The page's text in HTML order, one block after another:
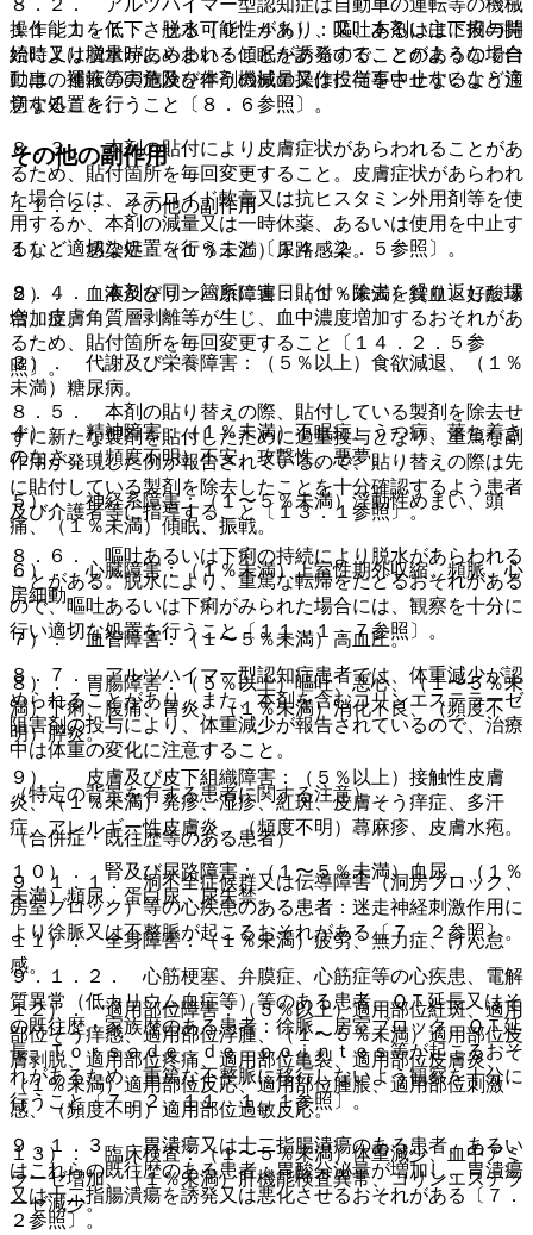
操作能力を低下させる可能性があり、又、本剤は主に投与開
始時又は増量時にめまい・傾眠を誘発することがあるので自
動車の運転等の危険を伴う機械の操作に従事させないよう注
意すること。
８．３． 本剤の貼付により皮膚症状があらわれることがあ
るため、貼付箇所を毎回変更すること。皮膚症状があらわれ
た場合には、ステロイド軟膏又は抗ヒスタミン外用剤等を使
用するか、本剤の減量又は一時休薬、あるいは使用を中止す
るなど適切な処置を行うこと〔１４．２．５参照〕。
８．４． 本剤を同一箇所に連日貼付・除去を繰り返した場
合、皮膚角質層剥離等が生じ、血中濃度増加するおそれがあ
るため、貼付箇所を毎回変更すること〔１４．２．５参
照〕。
８．５． 本剤の貼り替えの際、貼付している製剤を除去せ
ずに新たな製剤を貼付したために過量投与となり、重篤な副
作用が発現した例が報告されているので、貼り替えの際は先
に貼付している製剤を除去したことを十分確認するよう患者
及び介護者等に指導すること〔１３．１参照〕。
８．６． 嘔吐あるいは下痢の持続により脱水があらわれる
ことがある。脱水により、重篤な転帰をたどるおそれがある
ので、嘔吐あるいは下痢がみられた場合には、観察を十分に
行い適切な処置を行うこと〔１１．１．７参照〕。
８．７． アルツハイマー型認知症患者では、体重減少が認
められることがあり、また、本剤を含むコリンエステラーゼ
阻害剤の投与により、体重減少が報告されているので、治療
中は体重の変化に注意すること。
（特定の背景を有する患者に関する注意）
（合併症・既往歴等のある患者）
９．１．１． 洞不全症候群又は伝導障害（洞房ブロック、
房室ブロック）等の心疾患のある患者：迷走神経刺激作用に
より徐脈又は不整脈が起こるおそれがある〔７．２参照〕。
９．１．２． 心筋梗塞、弁膜症、心筋症等の心疾患、電解
質異常（低カリウム血症等）等のある患者、ＱＴ延長又はそ
の既往歴・家族歴のある患者：徐脈、房室ブロック、ＱＴ延
長、Ｔｏｒｓａｄｅ ｄｅ ｐｏｉｎｔｅｓ等が起こるおそ
れがあるため、重篤な不整脈に移行しないよう観察を十分に
行うこと〔７．２、１１．１．１参照〕。
９．１．３． 胃潰瘍又は十二指腸潰瘍のある患者、あるい
はこれらの既往歴のある患者：胃酸分泌量が増加し、胃潰瘍
又は十二指腸潰瘍を誘発又は悪化させるおそれがある〔７．
２参照〕。
１１．１．７． 脱水（０．４％）：嘔吐あるいは下痢の持
続により脱水があらわれることがあるので、このような場合
には、補液の実施及び本剤の減量又は投与を中止するなど適
切な処置を行うこと〔８．６参照〕。
その他の副作用
１１．２． その他の副作用
１）． 感染症：（１％未満）尿路感染。
２）． 血液及びリンパ系障害：（１％未満）貧血、好酸球
増加症。
３）． 代謝及び栄養障害：（５％以上）食欲減退、（１％
未満）糖尿病。
４）． 精神障害：（１％未満）不眠症、うつ病、落ち着き
のなさ、（頻度不明）不安、攻撃性、悪夢。
５）． 神経系障害：（１〜５％未満）浮動性めまい、頭
痛、（１％未満）傾眠、振戦。
６）． 心臓障害：（１％未満）上室性期外収縮、頻脈、心
房細動。
７）． 血管障害：（１〜５％未満）高血圧。
８）． 胃腸障害：（５％以上）嘔吐、悪心、（１〜５％未
満）下痢、腹痛、胃炎、（１％未満）消化不良、（頻度不
明）膵炎。
９）． 皮膚及び皮下組織障害：（５％以上）接触性皮膚
炎、（１％未満）発疹、湿疹、紅斑、皮膚そう痒症、多汗
症、アレルギー性皮膚炎、（頻度不明）蕁麻疹、皮膚水疱。
１０）． 腎及び尿路障害：（１〜５％未満）血尿、（１％
未満）頻尿、蛋白尿、尿失禁。
１１）． 全身障害：（１％未満）疲労、無力症、けん怠
感。
１２）． 適用部位障害：（５％以上）適用部位紅斑、適用
部位そう痒感、適用部位浮腫、（１〜５％未満）適用部位皮
膚剥脱、適用部位疼痛、適用部位亀裂、適用部位皮膚炎、
（１％未満）適用部位反応、適用部位腫脹、適用部位刺激
感、（頻度不明）適用部位過敏反応。
１３）． 臨床検査：（１〜５％未満）体重減少、血中アミ
ラーゼ増加、（１％未満）肝機能検査異常、コリンエステラ
ーゼ減少。